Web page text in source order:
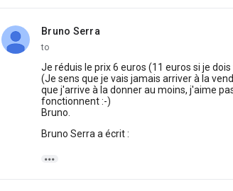
Bruno Serra
unread,
to
Je réduis le prix 6 euros (11 euros si je dois
(Je sens que je vais jamais arriver à la
que j'arrive à la donner au moins, j'aime
fonctionnent :-)
Bruno.
Bruno Serra a écrit :
